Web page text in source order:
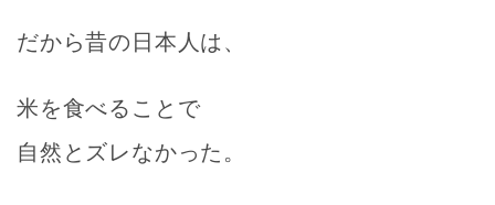
だから昔の日本人は、
米を食べることで
自然とズレなかった。